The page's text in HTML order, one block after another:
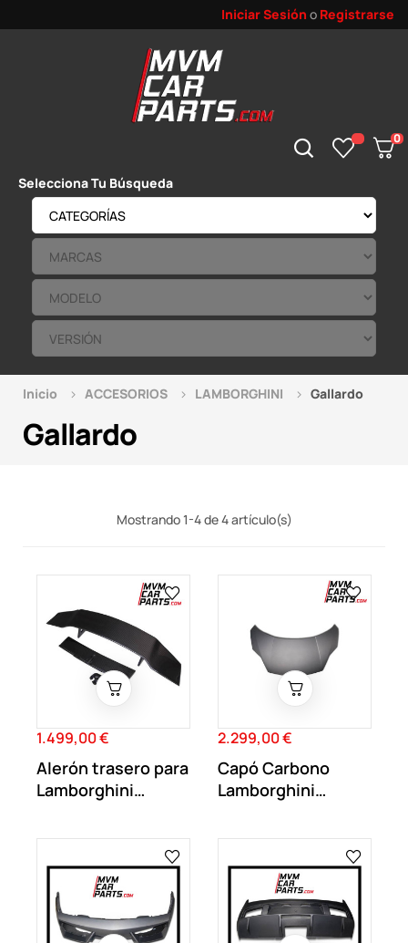
Iniciar Sesión o Registrarse
0
Selecciona Tu Búsqueda
Gallardo
Inicio ACCESORIOS LAMBORGHINI Gallardo
Mostrando 1-4 de 4 artículo(s)
Precio
1.499,00 €
Alerón trasero para
Lamborghini
Precio
2.299,00 €
Capó Carbono
Lamborghini